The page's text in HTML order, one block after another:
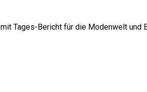
Tages-Bericht für die Modenwelt und